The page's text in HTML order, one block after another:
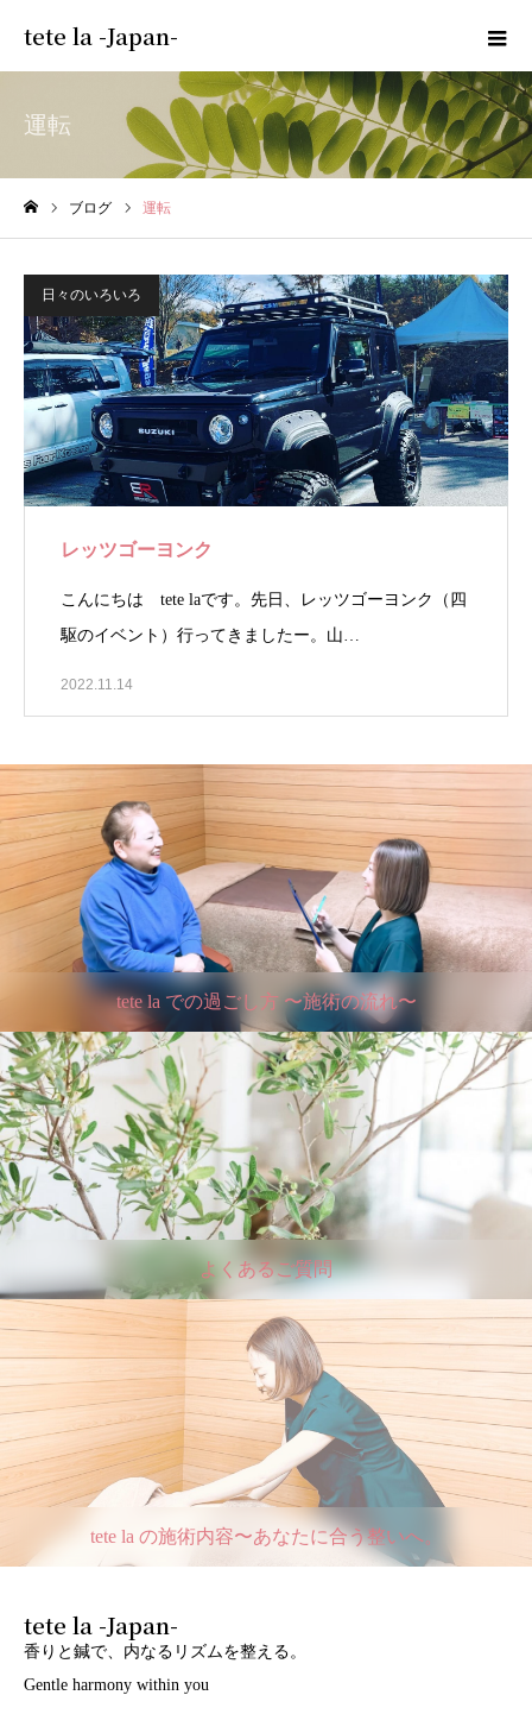
tete la -Japan-
運転
ブログ 運転
日々のいろいろ
レッツゴーヨンク
こんにちは tete laです。先日、レッツゴーヨンク（四
駆のイベント）行ってきましたー。山…
2022.11.14
tete la での過ごし方 〜施術の流れ〜
よくあるご質問
tete la の施術内容〜あなたに合う整いへ。
tete la -Japan-
香りと鍼で、内なるリズムを整える。
Gentle harmony within you